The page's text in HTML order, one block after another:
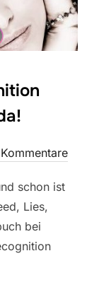
schon ist
Lies,
bei